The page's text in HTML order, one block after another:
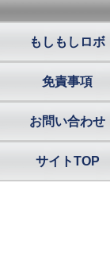
もしもしロボ
免責事項
お問い合わせ
サイトTOP